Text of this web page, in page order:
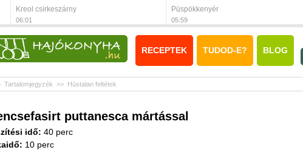
Kreol csirkeszárny
06:01
Püspökkenyér
05:59
RECEPTEK TUDOD-E? BLOG
Tartalomjegyzék >> Hústalan feltétek
puttanesca mártással
idő: 40 perc
10 perc